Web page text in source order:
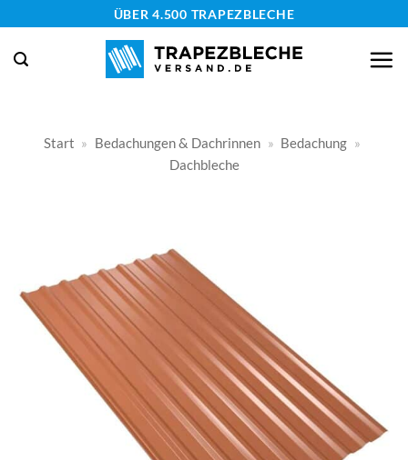
springen
ÜBER 4.500 TRAPEZBLECHE
Start » Bedachungen & Dachrinnen » Bedachung »
Dachbleche